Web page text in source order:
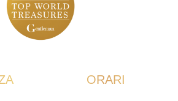
ORARI